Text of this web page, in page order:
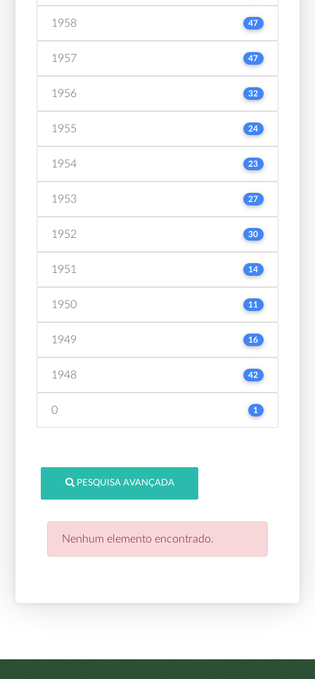
1958 47
1957 47
1956 32
1955 24
1954 23
1953 27
1952 30
1951 14
1950 11
1949 16
1948 42
0 1
PESQUISA AVANÇADA
Nenhum elemento encontrado.